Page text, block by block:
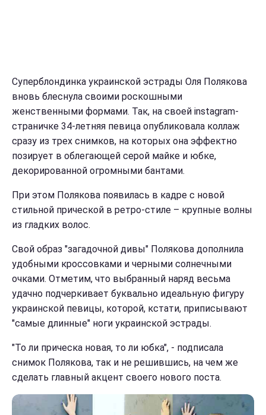
Суперблондинка украинской эстрады Оля Полякова
вновь блеснула своими роскошными
женственными формами. Так, на своей instagram-
страничке 34-летняя певица опубликовала коллаж
сразу из трех снимков, на которых она эффектно
позирует в облегающей серой майке и юбке,
декорированной огромными бантами.
При этом Полякова появилась в кадре с новой
стильной прической в ретро-стиле – крупные волны
из гладких волос.
Свой образ "загадочной дивы" Полякова дополнила
удобными кроссовками и черными солнечными
очками. Отметим, что выбранный наряд весьма
удачно подчеркивает буквально идеальную фигуру
украинской певицы, которой, кстати, приписывают
"самые длинные" ноги украинской эстрады.
"То ли прическа новая, то ли юбка", - подписала
снимок Полякова, так и не решившись, на чем же
сделать главный акцент своего нового поста.